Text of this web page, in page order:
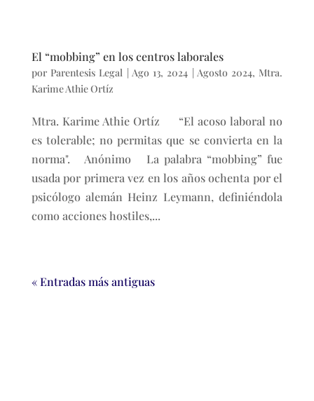
El “mobbing” en los centros laborales
por Parentesis Legal | Ago 13, 2024 | Agosto 2024, Mtra.
Karime Athie Ortíz
Mtra. Karime Athie Ortíz “El acoso laboral no
es tolerable; no permitas que se convierta en la
norma". Anónimo La palabra “mobbing” fue
usada por primera vez en los años ochenta por el
psicólogo alemán Heinz Leymann, definiéndola
como acciones hostiles,...
« Entradas más antiguas